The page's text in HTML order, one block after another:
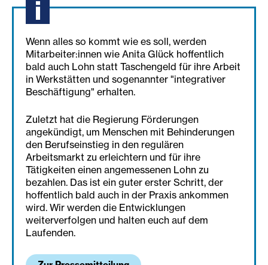
Wenn alles so kommt wie es soll, werden
Mitarbeiter:innen wie Anita Glück hoffentlich
bald auch Lohn statt Taschengeld für ihre Arbeit
in Werkstätten und sogenannter "integrativer
Beschäftigung" erhalten.
Zuletzt hat die Regierung Förderungen
angekündigt, um Menschen mit Behinderungen
den Berufseinstieg in den regulären
Arbeitsmarkt zu erleichtern und für ihre
Tätigkeiten einen angemessenen Lohn zu
bezahlen. Das ist ein guter erster Schritt, der
hoffentlich bald auch in der Praxis ankommen
wird. Wir werden die Entwicklungen
weiterverfolgen und halten euch auf dem
Laufenden.